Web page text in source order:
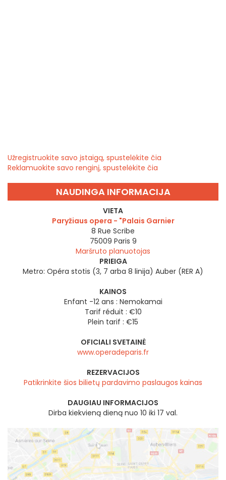
Užregistruokite savo įstaigą, spustelėkite čia
Reklamuokite savo renginį, spustelėkite čia
NAUDINGA INFORMACIJA
VIETA
Paryžiaus opera - "Palais Garnier
8 Rue Scribe
75009 Paris 9
Maršruto planuotojas
PRIEIGA
Metro: Opéra stotis (3, 7 arba 8 linija) Auber (RER A)
KAINOS
Enfant -12 ans : Nemokamai
Tarif réduit : €10
Plein tarif : €15
OFICIALI SVETAINĖ
www.operadeparis.fr
REZERVACIJOS
Patikrinkite šios bilietų pardavimo paslaugos kainas
DAUGIAU INFORMACIJOS
Dirba kiekvieną dieną nuo 10 iki 17 val.